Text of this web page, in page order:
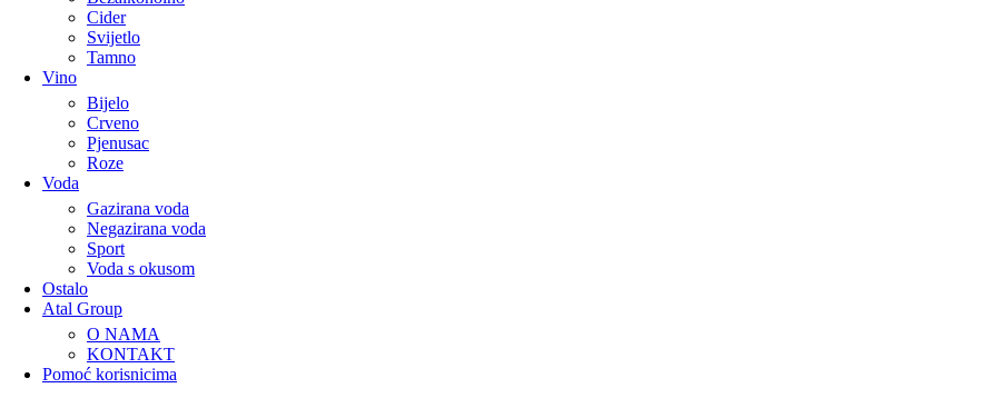
Cider
Svijetlo
Tamno
Vino
Bijelo
Crveno
Pjenusac
Roze
Voda
Gazirana voda
Negazirana voda
Sport
Voda s okusom
Ostalo
Atal Group
O NAMA
KONTAKT
Pomoć korisnicima